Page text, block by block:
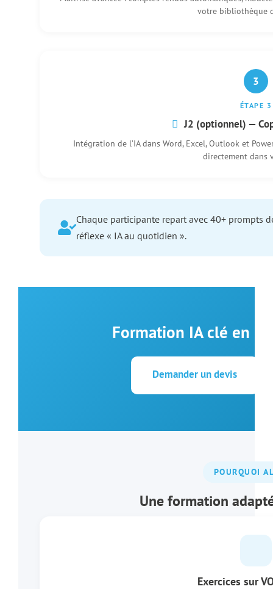
votre bibliothèque
3
ÉTAPE 3
J2 (optionnel) —
Intégration de l’IA dans Word, Excel, Outlook et
directement dans
Chaque participante repart avec 40+ prompts
réflexe « IA au quotidien ».
Formation IA clé en
Demander un devis
POURQUOI
Une formation
Exercices sur